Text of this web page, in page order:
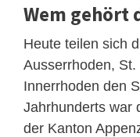
Wem gehört
Heute teilen sich
Ausserrhoden,
Innerrhoden den
Jahrhunderts war
der Kanton